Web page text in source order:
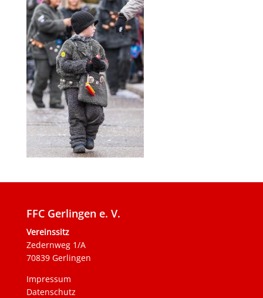
FFC Gerlingen e. V.
Vereinssitz
Zedernweg 1/A
70839 Gerlingen
Impressum
Datenschutz